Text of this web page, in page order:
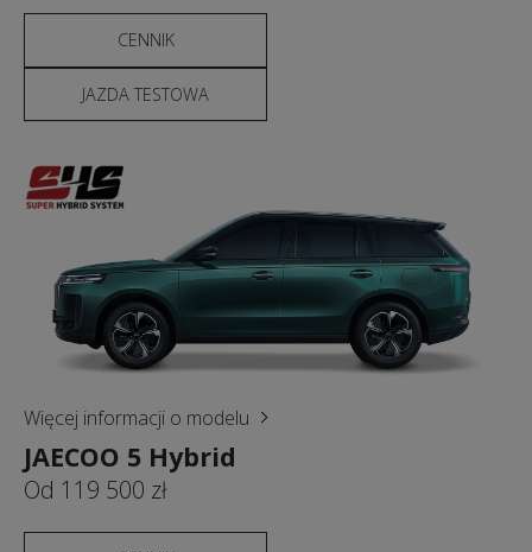
CENNIK
JAZDA TESTOWA
Więcej informacji o modelu
JAECOO 5 Hybrid
Od 119 500 zł